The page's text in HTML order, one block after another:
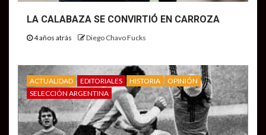
LA CALABAZA SE CONVIRTIÓ EN CARROZA
4 años atrás Diego Chavo Fucks
ACTUALIDAD EDITORIALES HISTORIA
OPINIÓN
SELECCIÓN ARGENTINA